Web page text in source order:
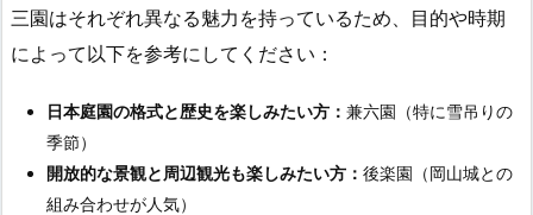
三園はそれぞれ異なる魅力を持っているため、目的や時期
によって以下を参考にしてください：
日本庭園の格式と歴史を楽しみたい方： 兼六園（特に雪吊りの
季節）
開放的な景観と周辺観光も楽しみたい方： 後楽園（岡山城との
組み合わせが人気）